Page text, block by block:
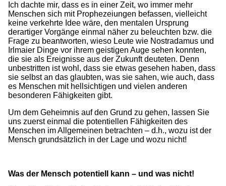
Ich dachte mir, dass es in einer Zeit, wo immer mehr
Menschen sich mit Prophezeiungen befassen, vielleicht
keine verkehrte Idee wäre, den mentalen Ursprung
derartiger Vorgänge einmal näher zu beleuchten bzw. die
Frage zu beantworten, wieso Leute wie Nostradamus und
Irlmaier Dinge vor ihrem geistigen Auge sehen konnten,
die sie als Ereignisse aus der Zukunft deuteten. Denn
unbestritten ist wohl, dass sie etwas gesehen haben, dass
sie selbst an das glaubten, was sie sahen, wie auch, dass
es Menschen mit hellsichtigen und vielen anderen
besonderen Fähigkeiten gibt.
Um dem Geheimnis auf den Grund zu gehen, lassen Sie
uns zuerst einmal die potentiellen Fähigkeiten des
Menschen im Allgemeinen betrachten – d.h., wozu ist der
Mensch grundsätzlich in der Lage und wozu nicht!
Was der Mensch potentiell kann – und was nicht!